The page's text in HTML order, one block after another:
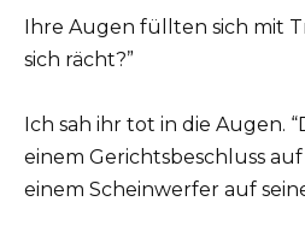
Ihre Augen füllten sich mit
sich rächt?”
Ich sah ihr tot in die Augen.
einem Gerichtsbeschluss
einem Scheinwerfer auf